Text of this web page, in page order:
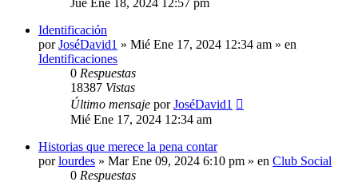
Jue Ene 18, 2024 12:57 pm
Identificación
porJoséDavid1 » Mié Ene 17, 2024 12:34 am » en
Identificaciones
0 Respuestas
18387 Vistas
Último mensaje porJoséDavid1
Mié Ene 17, 2024 12:34 am
Historias que merece la pena contar
porlourdes » Mar Ene 09, 2024 6:10 pm » en Club Social
0 Respuestas